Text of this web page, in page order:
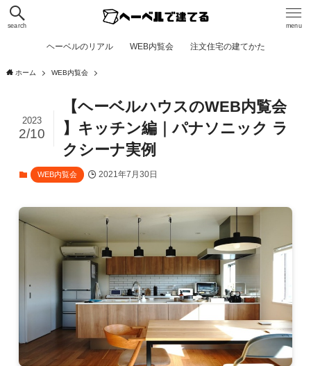
search menu
ヘーベルのリアル WEB内覧会 注文住宅の建てかた
ホーム WEB内覧会
【ヘーベルハウスのWEB内覧会
】キッチン編｜パナソニック ラ
クシーナ実例
2023
2/10
WEB内覧会 2021年7月30日